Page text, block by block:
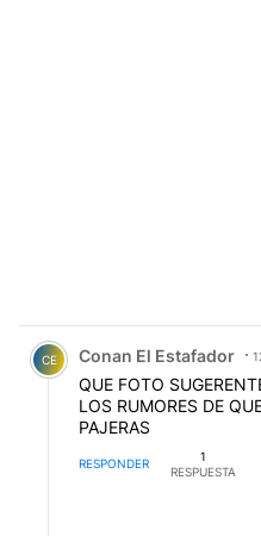
Comentario de Conan El
CE Conan El Estafador
QUE FOTO
LOS RUMORES DE
PAJERAS
RESPONDER
1
RESPUESTA